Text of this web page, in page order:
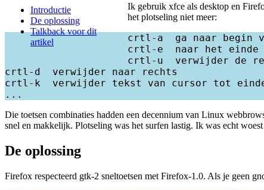
Introductie
De oplossing
Talkback voor dit
artikel
Ik gebruik xfce als desktop en
het plotseling niet meer:
crtl-a  ga naar begin
crtl-e  naar het einde
crtl-u  verwijder de
crtl-d  verwijder naar rechts
crtl-k  verwijder tekst van cursor tot
Die toetsen combinaties hadden een decennium van Linux
snel en makkelijk. Plotseling was het surfen lastig. Ik was echt
De oplossing
Firefox respecteerd gtk-2 sneltoetsen met Firefox-1.0. Als je geen